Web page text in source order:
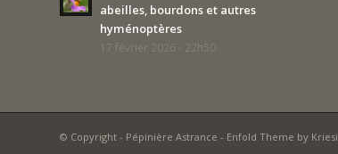
abeilles, bourdons et autres
hyménoptères
17 février 2026 - 22h50
© Copyright - Pépinière Astrance - Enfold Theme by Kriesi